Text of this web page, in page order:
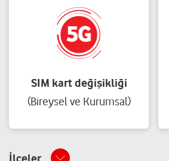
SIM kart değişikliği
(Bireysel ve Kurumsal)
İlçeler